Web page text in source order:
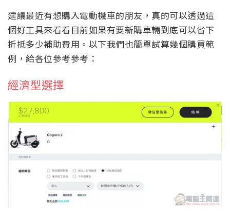
建議最近有想購入電動機車的朋友，真的可以透過這
個好工具來看看目前如果有要新購車輛到底可以省下
折抵多少補助費用。以下我們也簡單試算幾個購買範
例，給各位參考參考：
經濟型選擇